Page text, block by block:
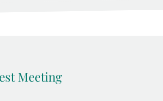
Meeting